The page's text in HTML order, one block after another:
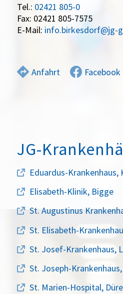
Tel.: 02421 805-0
Fax: 02421 805-7575
E-Mail: info.birkesdorf@jg-
Anfahrt Facebook
JG-
Eduardus-Krankenhaus,
Elisabeth-Klinik, Bigge
St. Augustinus
St. Elisabeth-
St. Josef-Krankenhaus,
St. Joseph-
St. Marien-Hospital,